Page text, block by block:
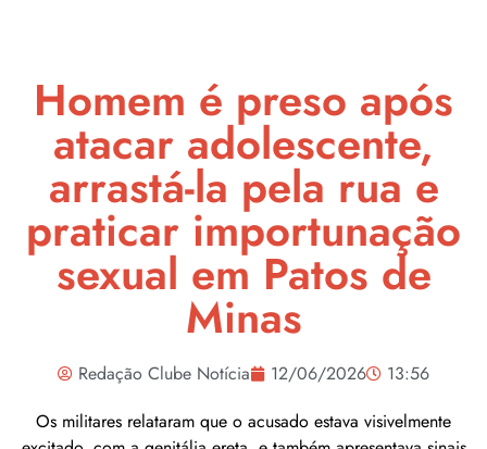
Homem é preso após
atacar adolescente,
arrastá-la pela rua e
praticar importunação
sexual em Patos de
Minas
Redação Clube Notícia 12/06/2026
13:56
Os militares relataram que o acusado estava visivelmente